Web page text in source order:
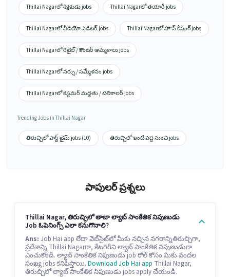
Thillai Nagarలో శిక్షకుడు jobs Thillai Nagarలో తయారీ jobs
Thillai Nagarలో వీడియో ఎడిటర్ jobs Thillai Nagarలో హౌస్ కీపింగ్ jobs
Thillai Nagarలో రిటైల్ / కౌంటర్ అమ్మకాలు jobs
Thillai Nagarలో నర్సు / సమ్మేళనం jobs
Thillai Nagarలో కస్టమర్ మద్దతు / టెలికాలర్ jobs
Trending Jobs in Thillai Nagar
తిరుచ్చిలో పార్ట్ టైమ్ jobs (10) తిరుచ్చిలో ఇంటి వద్ద నుంచి jobs
పాపులర్ ప్రశ్నలు
Thillai Nagar, తిరుచ్చిలో తాజా ల్యాబ్ సాంకేతిక నిపుణుడు
Job ఓపెనింగ్స్ ఎలా కనుగొనాలి?
Ans: Job Hai app లేదా వెబ్‌సైట్‌లో మీకు నచ్చిన నగరాన్నితిరుచ్చిగా,
ప్రదేశాన్ని Thillai Nagarగా, కేటగిరీని ల్యాబ్ సాంకేతిక నిపుణుడుగా
ఎంచుకోండి. ల్యాబ్ సాంకేతిక నిపుణుడు job రోల్ కోసం మీకు వందల
సంఖ్య jobs కనిపిస్తాయి. Download Job Hai app Thillai Nagar,
తిరుచ్చిలో ల్యాబ్ సాంకేతిక నిపుణుడు jobs apply చేయండి.